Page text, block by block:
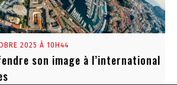
2025 À 10H44
son image à l’international